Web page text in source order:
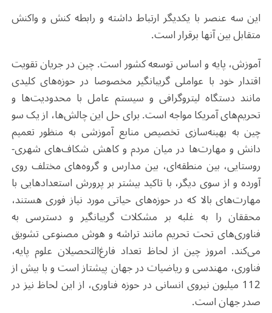
این سه عنصر با یکدیگر ارتباط داشته و رابطه کنش و واکنش
متقابل بین آنها برقرار است.
آموزش، پایه و اساس توسعه کشور است. چین در جریان تقویت
اقتدار خود با عواملی گریبانگیر مخصوصا در حوزه‌های کلیدی
مانند دستگاه لیتروگرافی و سیستم عامل با محدودیت‌ها و
تحریم‌های آمریکا مواجه است. برای حل این چالش‌ها، از یک سو
چین به بهینه‌سازی تخصیص منابع آموزشی به منظور تعمیم
دانش و مهارت‌ها در میان مردم و کاهش شکاف‌های شهری-
روستایی، بین منطقه‌ای، بین مدارس و گروه‌های مختلف روی
آورده و از سوی دیگر، با تاکید بیشتر بر پرورش استعدادهایی با
مهارت‌های بالا که در حوزه‌های حیاتی مورد نیاز فوری هستند،
محققان را به غلبه بر مشکلات گریبانگیر و دسترسی به
فناوری‌های تحت تحریم مانند تراشه و هوش مصنوعی تشویق
می‌کند. امروز چین از لحاظ تعداد فارغ‌التحصیلان علوم پایه،
فناوری، مهندسی و ریاضیات در جهان پیشتاز است و با بیش از
112 میلیون نیروی انسانی در حوزه فناوری، از این لحاظ نیز در
صدر جهان است.